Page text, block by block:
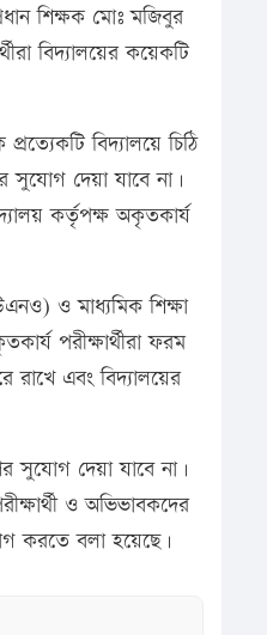
শিক্ষক মোঃ মজিবুর
বিদ্যালয়ের কয়েকটি
বিদ্যালয়ে চিঠি
সুযোগ দেয়া যাবে না।
কর্তৃপক্ষ অকৃতকার্য
ও মাধ্যমিক শিক্ষা
পরীক্ষার্থীরা ফরম
এবং বিদ্যালয়ের
সুযোগ দেয়া যাবে না।
ও অভিভাবকদের
করতে বলা হয়েছে।